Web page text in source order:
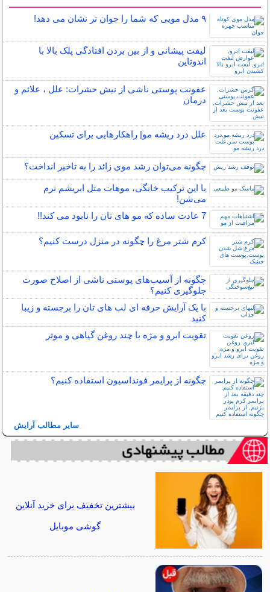
۹ مدل مویی که شما را جوان تر نشان می دهد!
لیفت پیشانی و از بین بردن افتادگی پلک بالا با
اندوتاین
عفونت پوستی ناشی از نیش حشرات: علل ، علائم و
درمان
علل درد ریشه مو| راهکارهایی برای تسکین
چگونه می‌توان رشد موی زائد را به تاخیر انداخت؟
با این ترکیب خانگی، موهات مثل ابریشم نرم
می‌شن!
7 عادت ساده که مو های تان را نابود می کند!!
کرم شتر مرغ را چگونه در منزل درست کنیم؟
چگونه از آسیب‌های پوستی ناشی از اصلاح صورت
جلوگیری کنیم؟
با یک آرایش حرفه ای لب های تان را برجسته و زیبا
کنید
تقویت ابرو و مژه با چند روغن گیاهی و موثر
چگونه از پرایمر فونداسیون استفاده کنیم؟
سایر مطالب آرایش
بیشترین تخفیف برای خرید آنلاین
گوشی موبایل